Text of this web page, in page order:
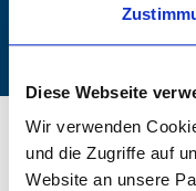
Diese Webseite
Wir verwenden
und die Zugriffe auf
Website an unsere
© 2025 dk